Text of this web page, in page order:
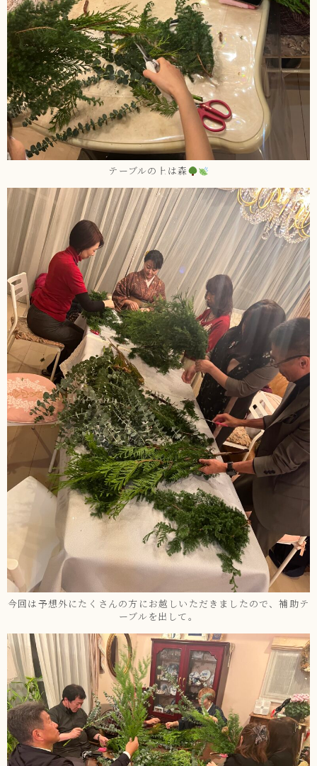
テーブルの上は森
今回は予想外にたくさんの方にお越しいただきましたので、補助テ
ーブルを出して。